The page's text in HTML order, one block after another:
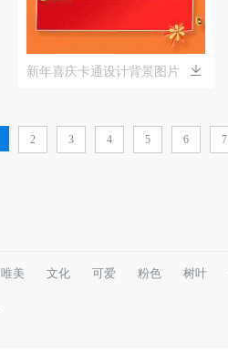
新年喜庆卡通设计背景图片
2 3 4 5 6 7
唯美 文化 可爱 粉色 树叶